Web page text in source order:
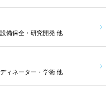
備保全・研究開発 他
ィネーター・学術 他